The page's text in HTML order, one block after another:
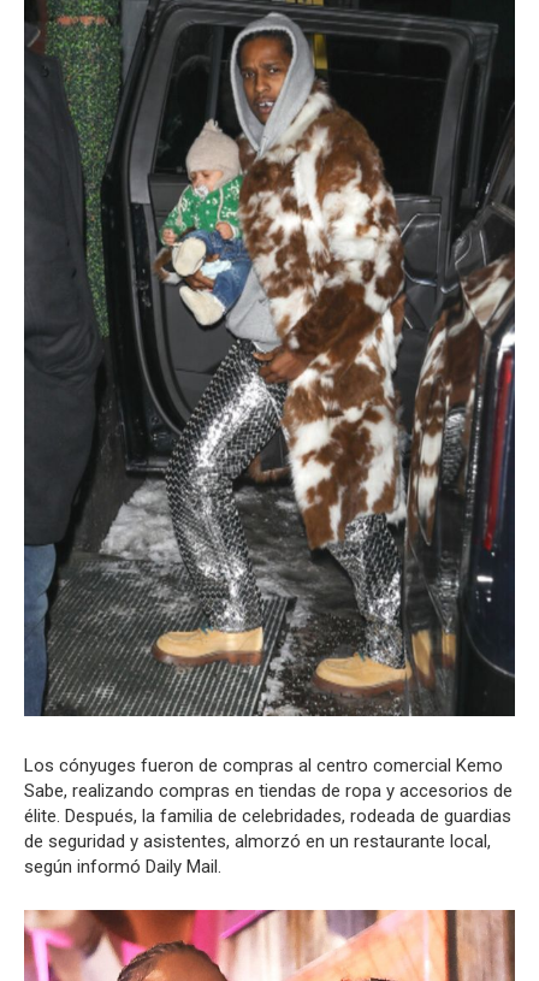
Los cónyuges fueron de compras al centro comercial Kemo
Sabe, realizando compras en tiendas de ropa y accesorios de
élite. Después, la familia de celebridades, rodeada de guardias
de seguridad y asistentes, almorzó en un restaurante local,
según informó Daily Mail.